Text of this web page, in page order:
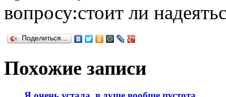
вопросу:стоит ли
Поделиться…
Похожие записи